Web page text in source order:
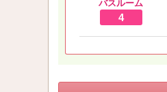
バスルーム
4